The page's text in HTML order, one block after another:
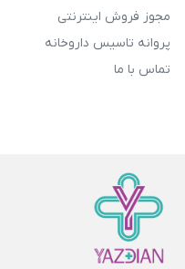
مجوز فروش اینترنتی
پروانه تاسیس داروخانه
تماس با ما